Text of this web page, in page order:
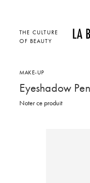
THE CULTURE
OF BEAUTY
MAKE-UP
Eyeshadow Pen
Noter ce produit